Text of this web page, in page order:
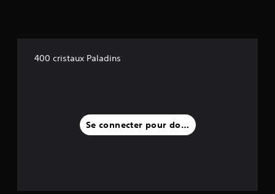
400 cristaux Paladins
Se connecter pour donner un avis